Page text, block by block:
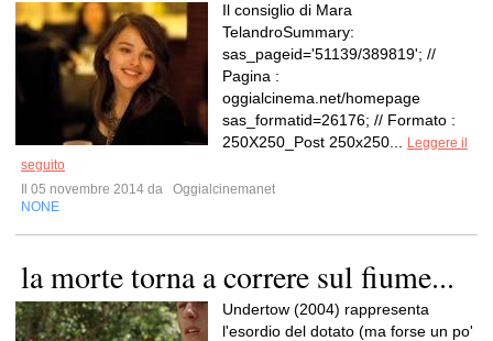
Il consiglio di Mara
TelandroSummary:
sas_pageid='51139/389819'; //
Pagina :
oggialcinema.net/homepage
sas_formatid=26176; // Formato :
250X250_Post 250x250...
Leggere il
seguito
Il 05 novembre 2014 da
Oggialcinemanet
NONE
la morte torna a correre sul fiume...
Undertow (2004) rappresenta
l'esordio del dotato (ma forse un po'